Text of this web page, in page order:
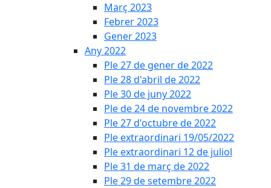
Març 2023
Febrer 2023
Gener 2023
Any 2022
Ple 27 de gener de 2022
Ple 28 d'abril de 2022
Ple 30 de juny 2022
Ple de 24 de novembre 2022
Ple 27 d'octubre de 2022
Ple extraordinari 19/05/2022
Ple extraordinari 12 de juliol
Ple 31 de març de 2022
Ple 29 de setembre 2022